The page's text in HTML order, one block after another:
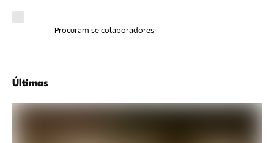
Procuram-se colaboradores
Últimas